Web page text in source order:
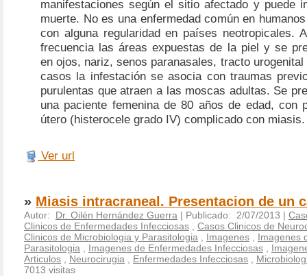
manifestaciones según el sitio afectado y puede
muerte. No es una enfermedad común en
con alguna regularidad en países neotropicales.
frecuencia las áreas expuestas de la piel y se
en ojos, nariz, senos paranasales, tracto
casos la infestación se asocia con traumas
purulentas que atraen a las moscas adultas. Se
una paciente femenina de 80 años de edad, con
útero (histerocele grado IV) complicado con miasis.
Ver url
» Miasis intracraneal. Presentacion de un
Autor: Dr. Oilén Hernández Guerra | Publicado: 2/07/2013 |
Clinicos de Enfermedades Infecciosas
Casos Clinicos de
Clinicos de Microbiologia y Parasitologia
Imagenes
Imagenes
Parasitologia
Imagenes de Enfermedades Infecciosas
Articulos
Neurocirugia Enfermedades Infecciosas
7013 visitas